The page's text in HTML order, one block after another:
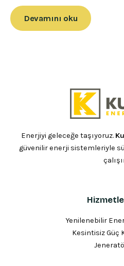
Devamını oku
Enerjiyi geleceğe taşıyoruz.
güvenilir enerji sistemleriyle
Yenilenebilir
Kesintisiz Güç